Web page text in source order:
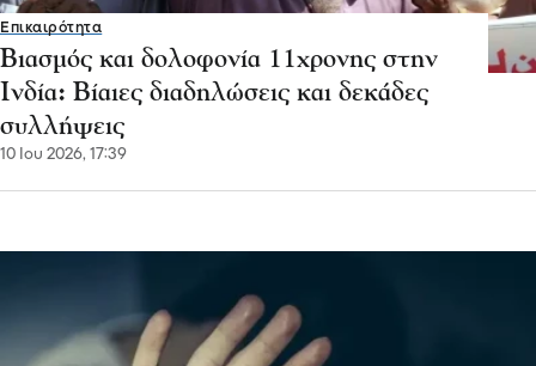
Επικαιρότητα
Βιασμός και δολοφονία 11χρονης στην
Ινδία: Βίαιες διαδηλώσεις και δεκάδες
συλλήψεις
10 Ιου 2026, 17:39